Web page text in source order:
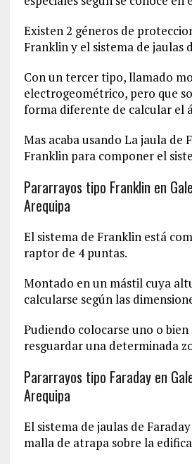
Existen 2 géneros de
Franklin y el sistema de jaulas
Con un tercer tipo, llamado
electrogeométrico, pero que
forma diferente de calcular el
Mas acaba usando La jaula de
Franklin para componer el
Pararrayos tipo Franklin en
Arequipa
El sistema de Franklin está
raptor de 4 puntas.
Montado en un mástil cuya
calcularse según las
Pudiendo colocarse uno o
resguardar una determinada
Pararrayos tipo Faraday en
Arequipa
El sistema de jaulas de
malla de atrapa sobre la